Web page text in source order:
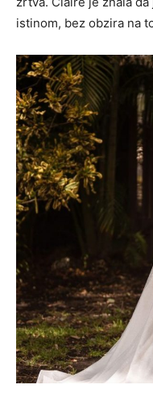
istinom, bez obzira na